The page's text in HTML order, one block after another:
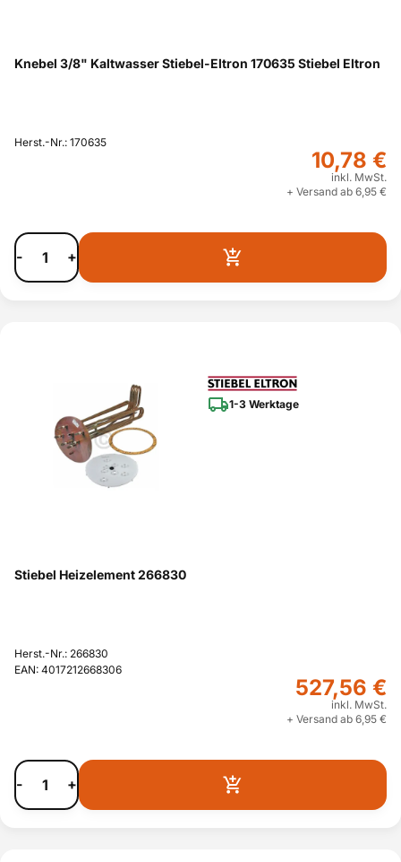
Knebel 3/8" Kaltwasser Stiebel-Eltron 170635 Stiebel Eltron
Herst.-Nr.: 170635
10,78 €
inkl. MwSt.
+ Versand ab 6,95 €
- +
1-3 Werktage
Stiebel Heizelement 266830
Herst.-Nr.: 266830
EAN: 4017212668306
527,56 €
inkl. MwSt.
+ Versand ab 6,95 €
- +